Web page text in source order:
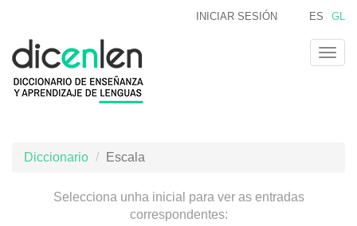
contido
principal
ES GL
INICIAR SESIÓN
Diccionario Escala
Selecciona unha inicial para ver as entradas
correspondentes: